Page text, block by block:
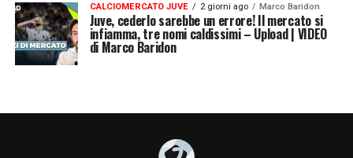
CALCIOMERCATO JUVE 2 giorni ago Marco Baridon
Juve, cederlo sarebbe un errore! Il mercato si
infiamma, tre nomi caldissimi – Upload | VIDEO
di Marco Baridon